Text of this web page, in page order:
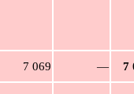
7 069 — 7